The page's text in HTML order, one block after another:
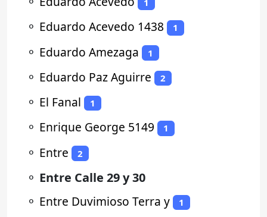
1
⚬ Eduardo Acevedo 1438 1
⚬ Eduardo Amezaga 1
⚬ Eduardo Paz Aguirre 2
⚬ El Fanal 1
⚬ Enrique George 5149 1
⚬ Entre 2
⚬ Entre Calle 29 y 30
⚬ Entre Duvimioso Terra y 1